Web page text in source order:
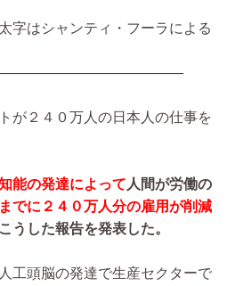
字はシャンティ・フーラによる
が２４０万人の日本人の仕事を
能の発達によって 人間が労働の
でに２４０万人分の雇用が削減
うした報告を発表した。
工頭脳の発達で生産セクターで